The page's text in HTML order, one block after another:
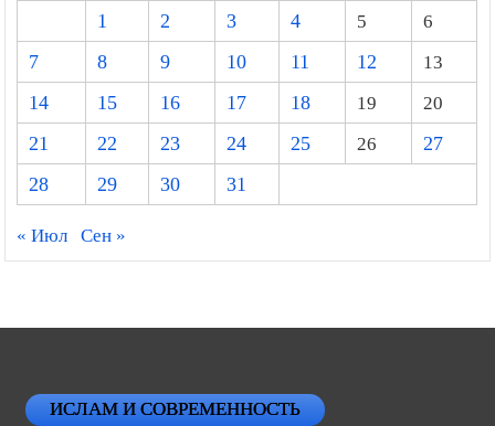
1
2 3 4 5
6
7
8 9 10 11 12
13
14
15 16 17 18 19
20
21
22 23 24 25 26
27
28
29 30 31
« Июл Сен »
ИСЛАМ И СОВРЕМЕННОСТЬ